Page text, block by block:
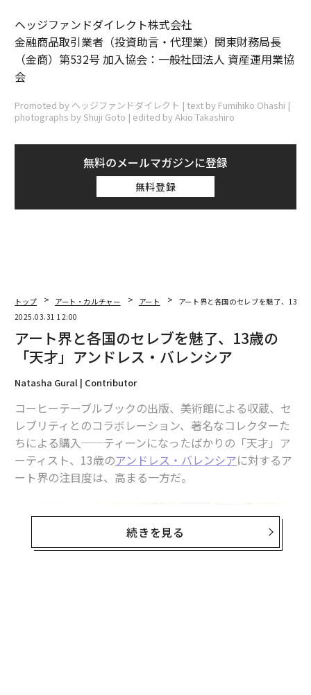
ヘッジファンドダイレクト株式会社
金融商品取引業者（投資助言・代理業）関東財務局長
（金商）第532号 加入協会：一般社団法人 資産運用業協
会
Promoted by ヘッジファンドダイレクト | text by Fumihiko Ohashi |
photographs by Shuji Goto | edited by Akio Takashiro
無料のメールマガジンに登録
無料登録
トップ アート・カルチャー アート
アート界と各国のセレブを魅了、13歳
2025.03.31 12:00
アート界と各国のセレブを魅了、13歳の
「天才」アンドレス・バレンシア
Natasha Gural | Contributor
コーヒーテーブルブックの出版、美術館による収蔵、セ
レブリティとのコラボレーション、著名なコレクターた
ちによる購入──ティーンになったばかりの「天才」ア
ーティスト、13歳のアンドレス・バレンシアに対するア
ート界の注目度は、高まる一方だ。
続きを見る